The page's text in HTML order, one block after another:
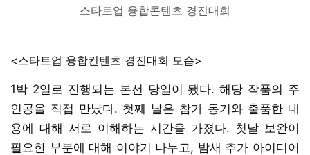
스타트업 융합콘텐츠 경진대회
<스타트업 융합컨텐츠 경진대회 모습>
1박 2일로 진행되는 본선 당일이 됐다. 해당 작품의 주
인공을 직접 만났다. 첫째 날은 참가 동기와 출품한 내
용에 대해 서로 이해하는 시간을 가졌다. 첫날 보완이
필요한 부분에 대해 이야기 나누고, 밤새 추가 아이디어